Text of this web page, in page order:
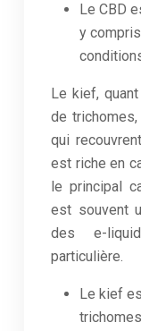
Le CBD
y
Le kief,
de
qui
est riche en
le principal
est souvent
des e-
particulière.
Le kief